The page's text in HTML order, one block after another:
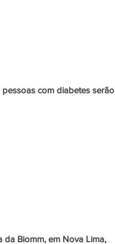
com diabetes serão
da Biomm, em Nova Lima,